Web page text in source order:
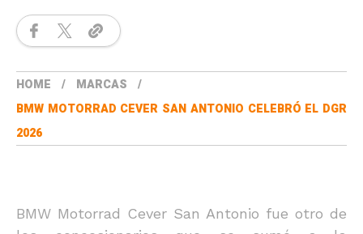
HOME
MARCAS
BMW MOTORRAD CEVER SAN ANTONIO CELEBRÓ EL DGR
2026
BMW Motorrad Cever San Antonio fue otro de